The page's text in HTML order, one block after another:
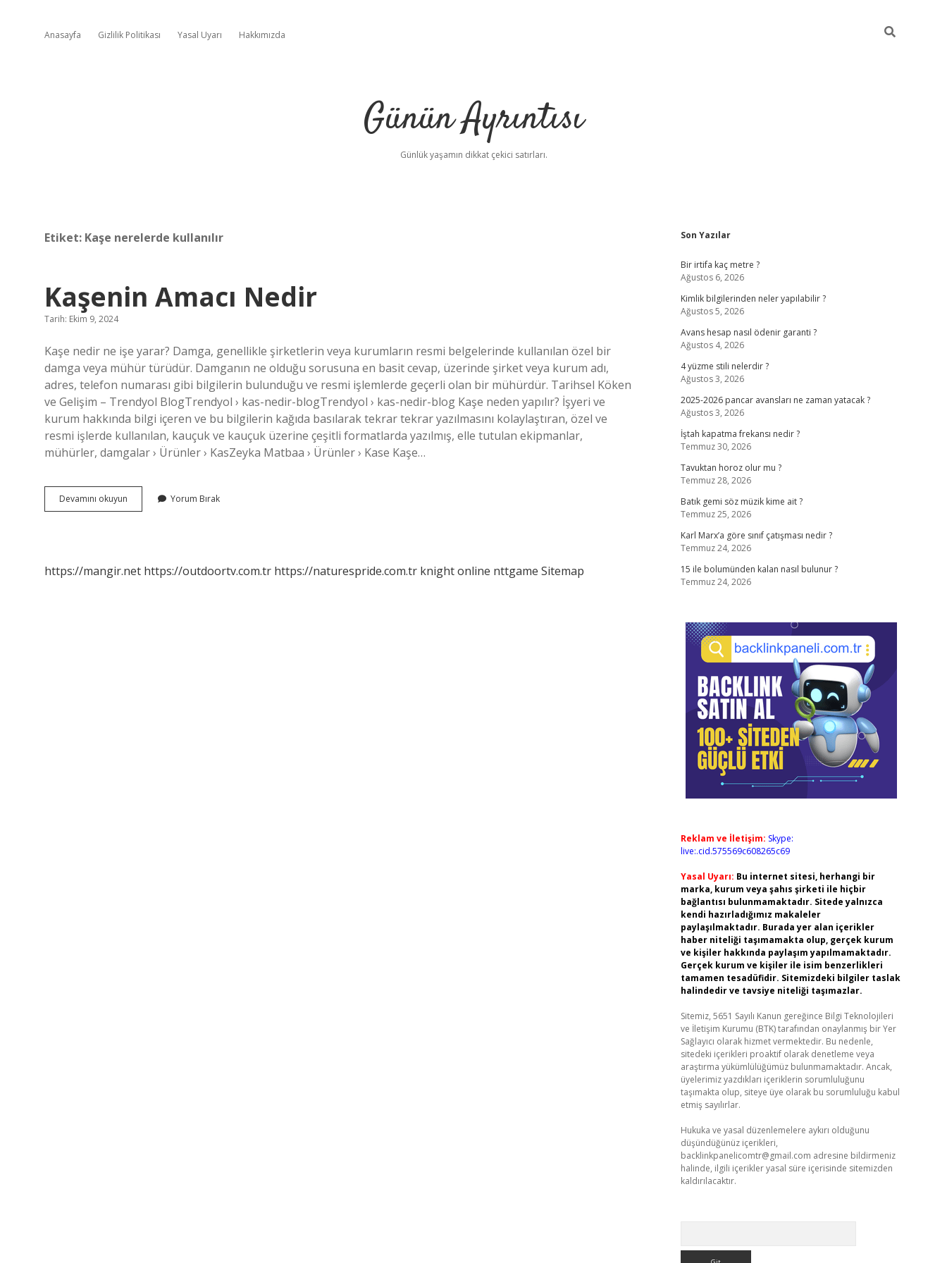
Anasayfa Gizlilik Politikası Yasal Uyarı Hakkımızda
Günün Ayrıntısı
Günlük yaşamın dikkat çekici satırları.
Etiket: Kaşe nerelerde kullanılır
Kaşenin Amacı Nedir
Tarih: Ekim 9, 2024
Kaşe nedir ne işe yarar? Damga, genellikle şirketlerin veya kurumların resmi belgelerinde kullanılan özel bir
damga veya mühür türüdür. Damganın ne olduğu sorusuna en basit cevap, üzerinde şirket veya kurum adı,
adres, telefon numarası gibi bilgilerin bulunduğu ve resmi işlemlerde geçerli olan bir mühürdür. Tarihsel Köken
ve Gelişim – Trendyol BlogTrendyol › kas-nedir-blogTrendyol › kas-nedir-blog Kaşe neden yapılır? İşyeri ve
kurum hakkında bilgi içeren ve bu bilgilerin kağıda basılarak tekrar tekrar yazılmasını kolaylaştıran, özel ve
resmi işlerde kullanılan, kauçuk ve kauçuk üzerine çeşitli formatlarda yazılmış, elle tutulan ekipmanlar,
mühürler, damgalar › Ürünler › KasZeyka Matbaa › Ürünler › Kase Kaşe…
Devamını okuyun
Amacı
Yorum Bırak
https://mangir.net https://outdoortv.com.tr https://naturespride.com.tr knight online nttgame Sitemap
Sidebar
Son Yazılar
Bir irtifa kaç metre ?
Ağustos 6, 2026
Kimlik bilgilerinden neler yapılabilir ?
Ağustos 5, 2026
Avans hesap nasıl ödenir garanti ?
Ağustos 4, 2026
4 yüzme stili nelerdir ?
Ağustos 3, 2026
2025-2026 pancar avansları ne zaman yatacak ?
Ağustos 3, 2026
İştah kapatma frekansı nedir ?
Temmuz 30, 2026
Tavuktan horoz olur mu ?
Temmuz 28, 2026
Batık gemi söz müzik kime ait ?
Temmuz 25, 2026
Karl Marx’a göre sınıf çatışması nedir ?
Temmuz 24, 2026
15 ile bolumünden kalan nasıl bulunur ?
Temmuz 24, 2026
Reklam ve İletişim: Skype:
live:.cid.575569c608265c69
Yasal Uyarı: Bu internet sitesi, herhangi bir
marka, kurum veya şahıs şirketi ile hiçbir
bağlantısı bulunmamaktadır. Sitede yalnızca
kendi hazırladığımız makaleler
paylaşılmaktadır. Burada yer alan içerikler
haber niteliği taşımamakta olup, gerçek kurum
ve kişiler hakkında paylaşım yapılmamaktadır.
Gerçek kurum ve kişiler ile isim benzerlikleri
tamamen tesadüfidir. Sitemizdeki bilgiler taslak
halindedir ve tavsiye niteliği taşımazlar.
Sitemiz, 5651 Sayılı Kanun gereğince Bilgi Teknolojileri
ve İletişim Kurumu (BTK) tarafından onaylanmış bir Yer
Sağlayıcı olarak hizmet vermektedir. Bu nedenle,
sitedeki içerikleri proaktif olarak denetleme veya
araştırma yükümlülüğümüz bulunmamaktadır. Ancak,
üyelerimiz yazdıkları içeriklerin sorumluluğunu
taşımakta olup, siteye üye olarak bu sorumluluğu kabul
etmiş sayılırlar.
Hukuka ve yasal düzenlemelere aykırı olduğunu
düşündüğünüz içerikleri,
backlinkpanelicomtr@gmail.com adresine bildirmeniz
halinde, ilgili içerikler yasal süre içerisinde sitemizden
kaldırılacaktır.